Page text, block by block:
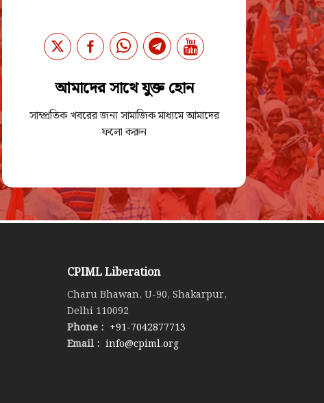
আমাদের সাথে যুক্ত হোন
সাম্প্রতিক খবরের জন্য সামাজিক মাধ্যমে আমাদের
ফলো করুন
CPIML Liberation
Charu Bhawan, U-90, Shakarpur,
Delhi 110092
Phone : +91-7042877713
Email : info@cpiml.org